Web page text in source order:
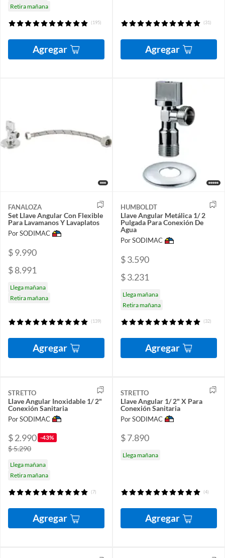
Retira mañana
(195)
Agregar
(31)
Agregar
FANALOZA
Set Llave Angular Con Flexible
Para Lavamanos Y Lavaplatos
Por SODIMAC
$ 9.990
$ 8.991
Llega mañana
Retira mañana
(139)
Agregar
HUMBOLDT
Llave Angular Metálica 1/ 2
Pulgada Para Conexión De
Agua
Por SODIMAC
$ 3.590
$ 3.231
Llega mañana
Retira mañana
(32)
Agregar
STRETTO
Llave Angular Inoxidable 1/ 2"
Conexión Sanitaria
Por SODIMAC
$ 2.990 -43%
$ 5.290
Llega mañana
Retira mañana
(7)
Agregar
STRETTO
Llave Angular 1/ 2" X Para
Conexión Sanitaria
Por SODIMAC
$ 7.890
Llega mañana
(4)
Agregar